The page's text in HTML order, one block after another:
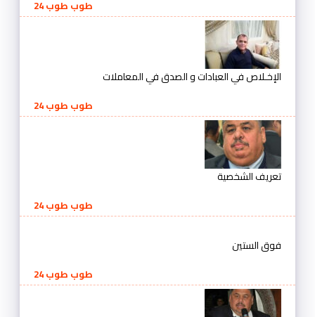
طوب طوب 24
الإخـلاص في العبادات و الصدق في المعاملات
طوب طوب 24
تعريف الشخصية
طوب طوب 24
فوق الستين
طوب طوب 24